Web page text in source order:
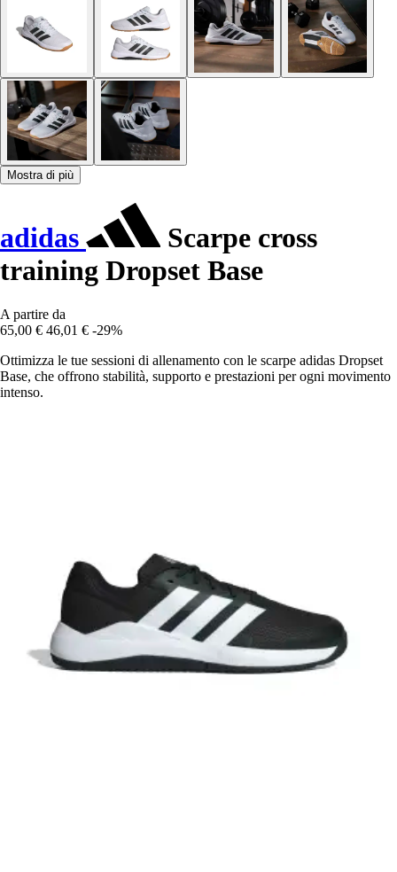
Mostra di più
adidas
Scarpe cross
training Dropset Base
A partire da
65,00 € 46,01 € -29%
Ottimizza le tue sessioni di allenamento con le scarpe adidas Dropset
Base, che offrono stabilità, supporto e prestazioni per ogni movimento
intenso.